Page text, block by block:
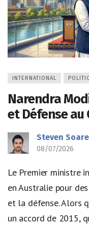
INTERNATIONAL
Narendra
et Défense
Steven
08/07/2026
Le Premier ministre
en Australie pour
et la défense. Alors
un accord de 2015,